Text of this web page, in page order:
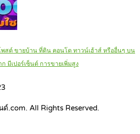
สต์ ขายบ้าน ที่ดิน คอนโด ทาวน์เฮ้าส์ หรืออื่นๆ บน
ก มีเปอร์เซ็นต์ การขายเพิ่มสูง
.com. All Rights Reserved.